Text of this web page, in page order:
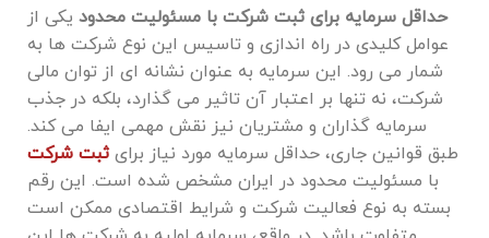
حداقل سرمایه برای ثبت شرکت با مسئولیت محدود یکی از
عوامل کلیدی در راه ‌اندازی و تاسیس این نوع شرکت ‌ها به
شمار می ‌رود. این سرمایه به عنوان نشانه ‌ای از توان مالی
شرکت، نه تنها بر اعتبار آن تاثیر می ‌گذارد، بلکه در جذب
سرمایه ‌گذاران و مشتریان نیز نقش مهمی ایفا می‌ کند.
طبق قوانین جاری، حداقل سرمایه مورد نیاز برایثبت شرکت
با مسئولیت محدود در ایران مشخص شده است. این رقم
بسته به نوع فعالیت شرکت و شرایط اقتصادی ممکن است